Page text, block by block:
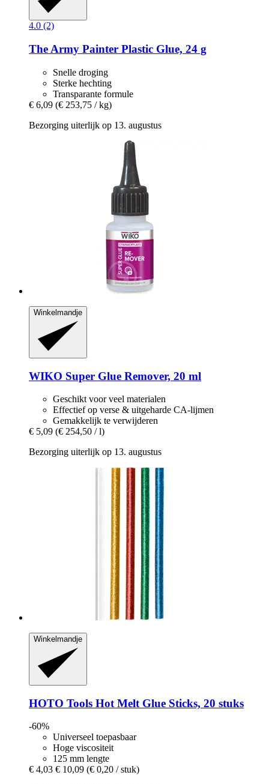
4.0 (2)
The Army Painter Plastic Glue, 24 g
Snelle droging
Sterke hechting
Transparante formule
€ 6,09 (€ 253,75 / kg)
Bezorging uiterlijk op 13. augustus
Winkelmandje
WIKO Super Glue Remover, 20 ml
Geschikt voor veel materialen
Effectief op verse & uitgeharde CA-lijmen
Gemakkelijk te verwijderen
€ 5,09 (€ 254,50 / l)
Bezorging uiterlijk op 13. augustus
Winkelmandje
HOTO Tools Hot Melt Glue Sticks, 20 stuks
-60%
Universeel toepasbaar
Hoge viscositeit
125 mm lengte
€ 4,03 € 10,09 (€ 0,20 / stuk)